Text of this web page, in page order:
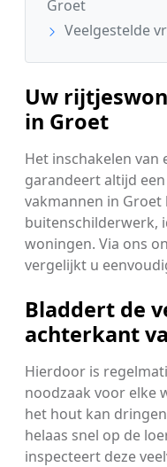
Groet
Veelgestelde
Uw
in Groet
Het inschakelen van
garandeert altijd
vakmannen in
buitenschilderwerk,
woningen. Via ons
vergelijkt u
Bladdert de
achterkant
Hierdoor is
noodzaak voor elke
het hout kan
helaas snel op de
inspecteert deze